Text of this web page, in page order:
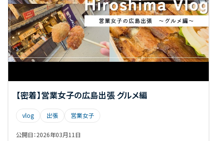
【密着】営業女子の広島出張 グルメ編
vlog 出張 営業女子
公開日：2026年03月11日